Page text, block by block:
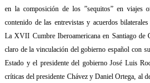
en la composición de los ”sequitos” en viajes
contenido de las entrevistas y acuerdos
La XVII Cumbre Iberoamericana en Santiago de
claro de la vinculación del gobierno español con
Estado y el presidente del gobierno José Luis
críticas del presidente Chávez y Daniel Ortega, al